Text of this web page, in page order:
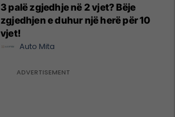
3 palë zgjedhje në 2 vjet? Bëje
zgjedhjen e duhur një herë për 10
vjet!
Auto Mita